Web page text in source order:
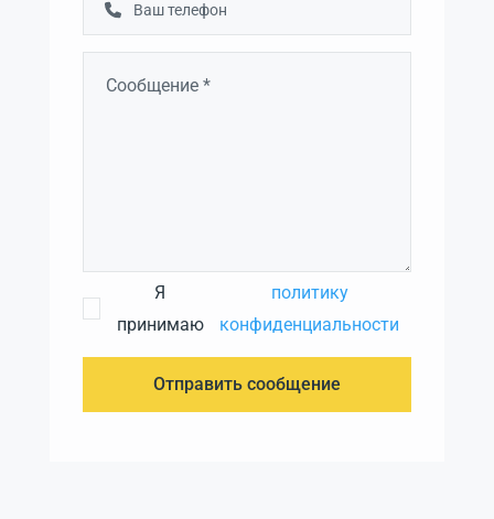
Я
принимаю
политику
конфиденциальности
Отправить сообщение